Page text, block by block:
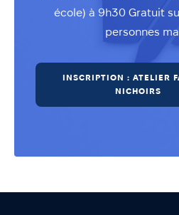
école) à 9h30 Gratuit
personnes
INSCRIPTION : ATELIER
NICHOIRS